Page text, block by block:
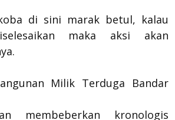
di sini marak betul, kalau
maka aksi akan
Milik Terduga Bandar
membeberkan kronologis